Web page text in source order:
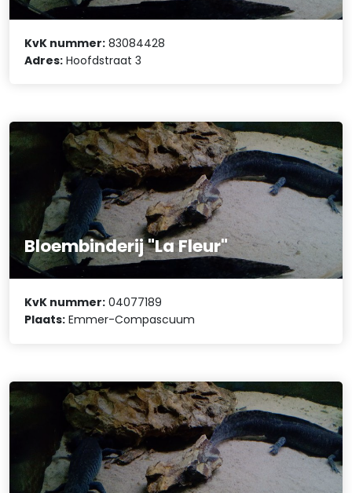
KvK nummer: 83084428
Adres: Hoofdstraat 3
Bloembinderij "La Fleur"
KvK nummer: 04077189
Plaats: Emmer-Compascuum